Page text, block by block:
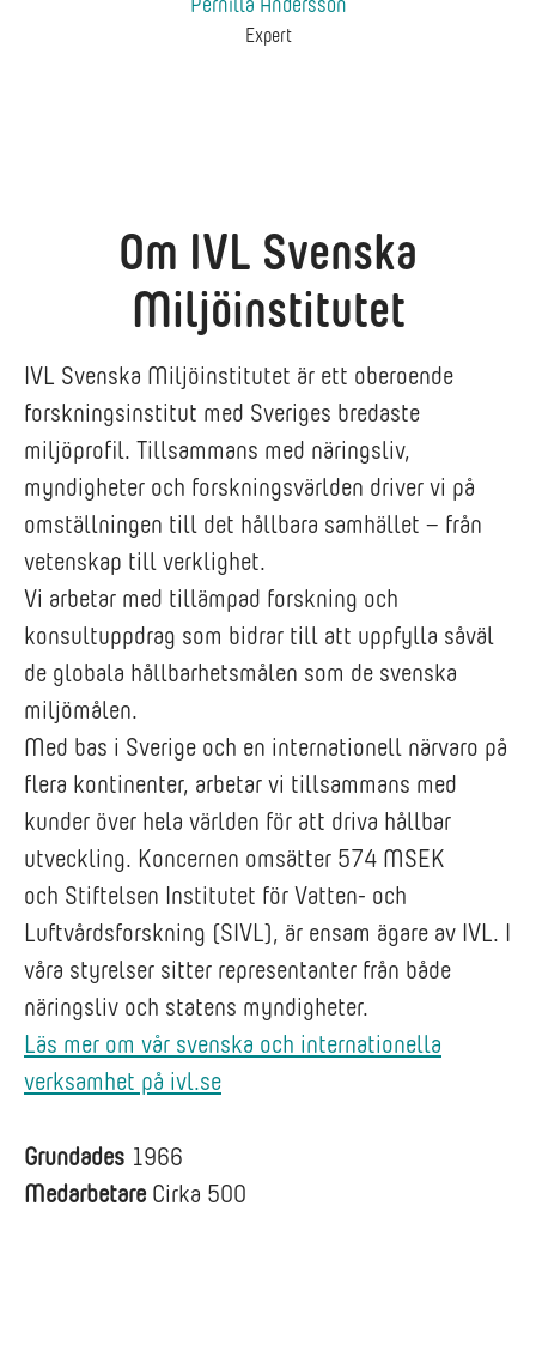
Expert
Om IVL Svenska
Miljöinstitutet
IVL Svenska Miljöinstitutet är ett oberoende
forskningsinstitut med Sveriges bredaste
miljöprofil. Tillsammans med näringsliv,
myndigheter och forskningsvärlden driver vi på
omställningen till det hållbara samhället – från
vetenskap till verklighet.
Vi arbetar med tillämpad forskning och
konsultuppdrag som bidrar till att uppfylla såväl
de globala hållbarhetsmålen som de svenska
miljömålen.
Med bas i Sverige och en internationell närvaro på
flera kontinenter, arbetar vi tillsammans med
kunder över hela världen för att driva hållbar
utveckling. Koncernen omsätter 574 MSEK
och Stiftelsen Institutet för Vatten- och
Luftvårdsforskning (SIVL), är ensam ägare av IVL. I
våra styrelser sitter representanter från både
näringsliv och statens myndigheter.
Läs mer om vår svenska och internationella
verksamhet på ivl.se
Grundades 1966
Medarbetare Cirka 500